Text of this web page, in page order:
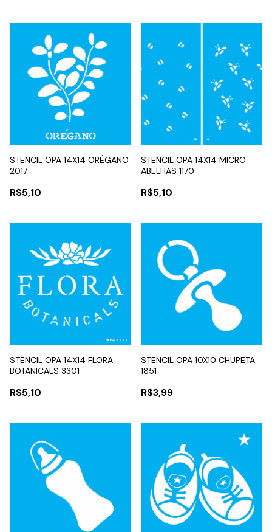
STENCIL OPA 14X14 ORÉGANO
2017
R$5,10
STENCIL OPA 14X14 MICRO
ABELHAS 1170
R$5,10
STENCIL OPA 14X14 FLORA
BOTANICALS 3301
R$5,10
STENCIL OPA 10X10 CHUPETA
1851
R$3,99